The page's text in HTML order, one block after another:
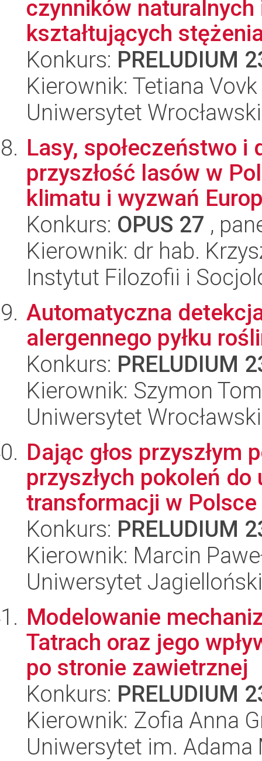
czynników
kształtujących
Konkurs: PRELUDIUM
Kierownik: Tetiana Vovk
Uniwersytet Wrocławski
Lasy, społeczeństwo i
przyszłość lasów w
klimatu i wyzwań
Konkurs: OPUS 27 ,
Kierownik: dr hab.
Instytut Filozofii i
Automatyczna
alergennego pyłku
Konkurs: PRELUDIUM
Kierownik: Szymon
Uniwersytet Wrocławski
Dając głos przyszłym
przyszłych pokoleń
transformacji w Polsce
Konkurs: PRELUDIUM
Kierownik: Marcin
Uniwersytet Jagielloński
Modelowanie
Tatrach oraz jego
po stronie zawietrznej
Konkurs: PRELUDIUM
Kierownik: Zofia Anna
Uniwersytet im.